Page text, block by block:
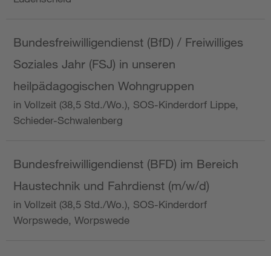
Bundesfreiwilligendienst (BfD) / Freiwilliges
Soziales Jahr (FSJ) in unseren
heilpädagogischen Wohngruppen
in Vollzeit (38,5 Std./Wo.), SOS-Kinderdorf Lippe,
Schieder-Schwalenberg
Bundesfreiwilligendienst (BFD) im Bereich
Haustechnik und Fahrdienst (m/w/d)
in Vollzeit (38,5 Std./Wo.), SOS-Kinderdorf
Worpswede, Worpswede